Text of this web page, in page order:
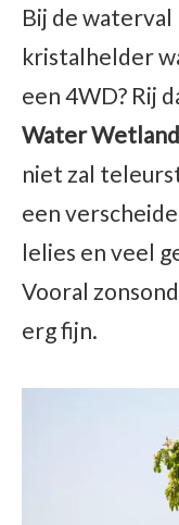
Bij de waterval
kristalhelder
een 4WD? Rij
Water
niet zal
een
lelies en veel
Vooral
erg fijn.